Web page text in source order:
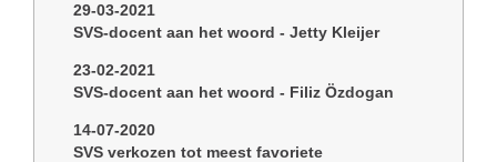
29-03-2021
SVS-docent aan het woord - Jetty Kleijer
23-02-2021
SVS-docent aan het woord - Filiz Özdogan
14-07-2020
SVS verkozen tot meest favoriete